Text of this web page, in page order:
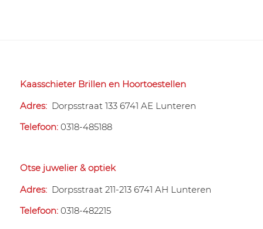
Kaasschieter Brillen en Hoortoestellen
Adres: Dorpsstraat 133 6741 AE Lunteren
Telefoon: 0318-485188
Otse juwelier & optiek
Adres: Dorpsstraat 211-213 6741 AH Lunteren
Telefoon: 0318-482215